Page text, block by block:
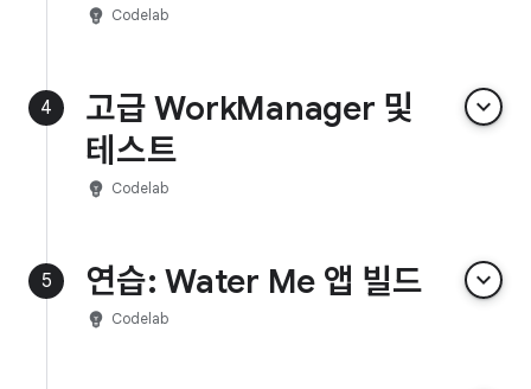
emoji_objects Codelab
4
고급 WorkManager 및
테스트
keyboard_arrow_down
emoji_objects Codelab
5 연습: Water Me 앱 빌드 keyboard_arrow_down
emoji_objects Codelab